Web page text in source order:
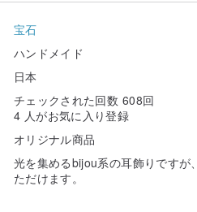
宝石
ハンドメイド
日本
チェックされた回数 608回
4 人がお気に入り登録
オリジナル商品
光を集めるbijou系の耳飾りです
ただけます。